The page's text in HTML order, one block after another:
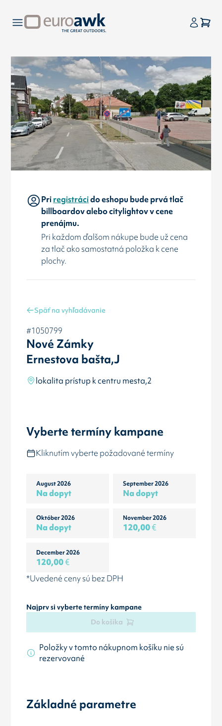
Priregistrácido eshopu bude prvá tlač
billboardov alebo citylightov v cene
prenájmu.
Pri každom ďalšom nákupe bude už cena
za tlač ako samostatná položka k cene
plochy.
Späť na vyhľadávanie
#1050799
Nové Zámky
Ernestova bašta,J
lokalita prístup k centru mesta,2
Vyberte termíny kampane
Kliknutím vyberte požadované termíny
August 2026
Na dopyt
September 2026
Na dopyt
Október 2026
Na dopyt
November 2026
120,00€
December 2026
120,00€
*Uvedené ceny sú bez DPH
Najprv si vyberte termíny kampane
Do košíka
Položky v tomto nákupnom košíku nie sú
rezervované
Základné parametre